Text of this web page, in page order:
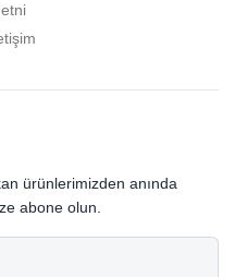
ürünlerimizden anında
abone olun.